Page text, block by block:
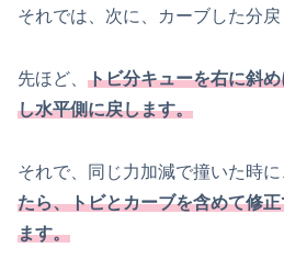
それでは、次に、カーブした分戻
先ほど、 トビ分キューを右に斜
し水平側に戻します。
それで、同じ力加減で撞いた時に
たら、トビとカーブを含めて修
ます。